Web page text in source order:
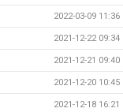
2022-03-09 11:36
2021-12-22 09:34
2021-12-21 09:40
2021-12-20 10:45
2021-12-18 16:21